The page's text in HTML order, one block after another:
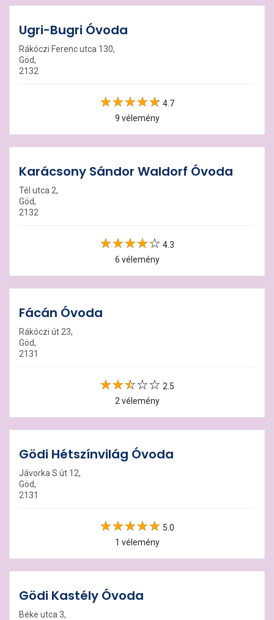
Ugri-Bugri Óvoda
Rákóczi Ferenc utca 130,
Göd,
2132
4.7
9 vélemény
Karácsony Sándor Waldorf Óvoda
Tél utca 2,
Göd,
2132
4.3
6 vélemény
Fácán Óvoda
Rákóczi út 23,
Göd,
2131
2.5
2 vélemény
Gödi Hétszínvilág Óvoda
Jávorka S út 12,
Göd,
2131
5.0
1 vélemény
Gödi Kastély Óvoda
Béke utca 3,